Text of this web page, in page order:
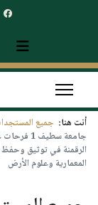
أنت هنا: جميع
جامعة
الرقمنة في توثيق
المعمارية وعلوم الأرض